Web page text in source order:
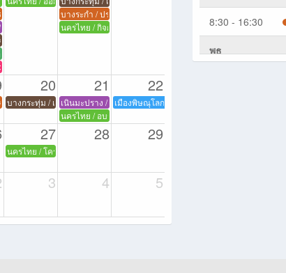
ระจำปี 2569
านพิธี
บางระกำ / ประชุม
วันคล้ายวันพระราชสมภพสมเด็จพระนางเจ้าสิริกิติ์ฯ
นครไทย / กิจกรรมเสวนา "นครไทยที่ร่วมสร้าง วิถีทางเมืองท่อง
ดกิจกรรมเนื่องใจวันคล้ายวันพระราชสมภพสมเด็จพระนางเจ้าสิริกิติ์ พระบรม
จกรรมวันเฉลิมพระเกียรติสมเด็จพระนางเจ้าสิริกิติ์ พระบรมราชินีนาถ พระบรม
น
ลิมพระชนมพรรษา สมเด็จพระนางเจ้าสิริกิติ์ พระบรมราชินีนาถพระบรมราชชน
20 21 22
บ้าน อำเภอบางระกำ
บางกระทุ่ม / เสริมสร้างศักยภาพการปฏิบัติงานเชิงพื้นที่ จังหวัดพิษณุโลก
เนินมะปราง / จัดกิจกรรมเสริมศักยภาพการปฎิบัติงานเชิงพื้นที่ฯ
เมืองพิษณุโลก / ดำเนินการเลือกตั้งผู้แทนฝ่ายนา
พการปฏิบัติงานเชิงพื้นที่ จังหวัดพิษณุโลก
นครไทย / อบรมอาสาสมัครคุมประพฤติ
27 28 29
นฝ่ายผู้ประกันตน
น
นครไทย / โครงการกิจกรรม เสริมสร้างศักยภาพการปฏิบัติงานเชิงพื้นที่ จังหวัดพิ
ความประพฤติ
3 4 5
8:30 - 16:30
พุธ